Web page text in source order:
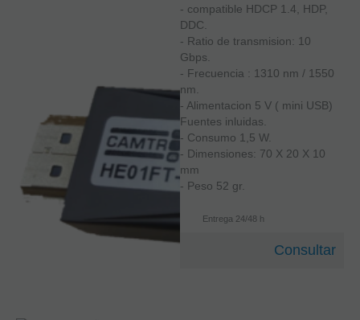
- compatible HDCP 1.4, HDP,
DDC.
- Ratio de transmision: 10
Gbps.
- Frecuencia : 1310 nm / 1550
nm.
- Alimentacion 5 V ( mini USB)
Fuentes inluidas.
- Consumo 1,5 W.
- Dimensiones: 70 X 20 X 10
mm
- Peso 52 gr.
Entrega 24/48 h
Consultar